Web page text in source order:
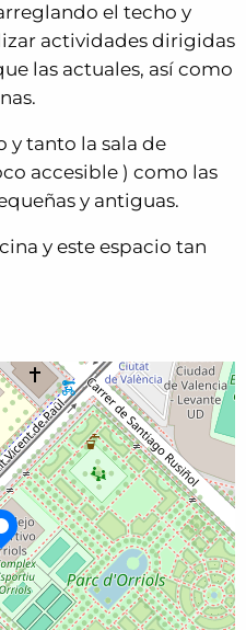
el techo y
actividades dirigidas
las actuales, así como
y tanto la sala de
accesible ) como las
y antiguas.
y este espacio tan